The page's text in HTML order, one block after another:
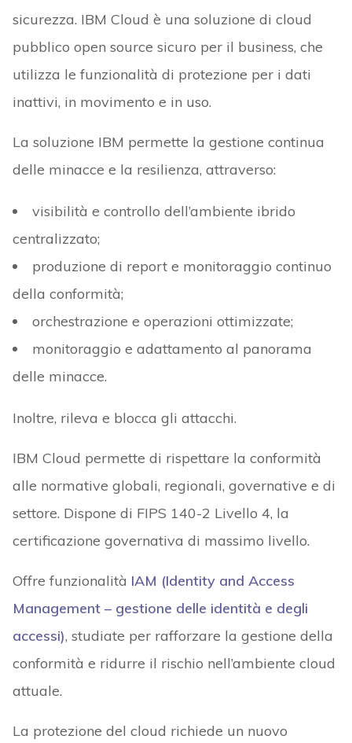
sicurezza. IBM Cloud è una soluzione di cloud
pubblico open source sicuro per il business, che
utilizza le funzionalità di protezione per i dati
inattivi, in movimento e in uso.
La soluzione IBM permette la gestione continua
delle minacce e la resilienza, attraverso:
visibilità e controllo dell’ambiente ibrido
centralizzato;
produzione di report e monitoraggio continuo
della conformità;
orchestrazione e operazioni ottimizzate;
monitoraggio e adattamento al panorama
delle minacce.
Inoltre, rileva e blocca gli attacchi.
IBM Cloud permette di rispettare la conformità
alle normative globali, regionali, governative e di
settore. Dispone di FIPS 140-2 Livello 4, la
certificazione governativa di massimo livello.
Offre funzionalità IAM (Identity and Access
Management – gestione delle identità e degli
accessi), studiate per rafforzare la gestione della
conformità e ridurre il rischio nell’ambiente cloud
attuale.
La protezione del cloud richiede un nuovo